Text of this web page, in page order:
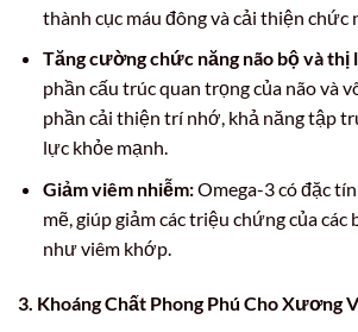
thành cục máu đông và cải thiện chức
Tăng cường chức năng não bộ và thị
phần cấu trúc quan trọng của não và
phần cải thiện trí nhớ, khả năng tập
lực khỏe mạnh.
Giảm viêm nhiễm:Omega-3 có đặc
mẽ, giúp giảm các triệu chứng của các
như viêm khớp.
3. Khoáng Chất Phong Phú Cho Xương